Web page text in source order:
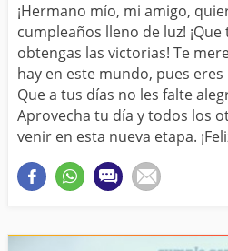
¡Hermano mío, mi amigo,
cumpleaños lleno de luz!
obtengas las victorias! Te
hay en este mundo, pues
Que a tus días no les falte
Aprovecha tu día y todos los
venir en esta nueva etapa.